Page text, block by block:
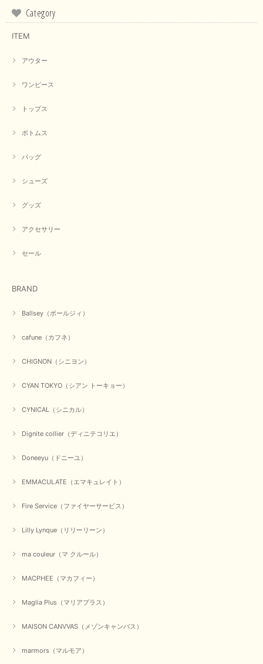
Category
ITEM
アウター
ワンピース
トップス
ボトムス
バッグ
シューズ
グッズ
アクセサリー
セール
BRAND
Ballsey（ボールジィ）
cafune（カフネ）
CHIGNON（シニヨン）
CYAN TOKYO（シアン トーキョー）
CYNICAL（シニカル）
Dignite collier（ディニテコリエ）
Doneeyu（ドニーユ）
EMMACULATE（エマキュレイト）
Fire Service（ファイヤーサービス）
Lilly Lynque（リリーリーン）
ma couleur（マ クルール）
MACPHEE（マカフィー）
Maglia Plus（マリアプラス）
MAISON CANVVAS（メゾンキャンバス）
marmors（マルモア）